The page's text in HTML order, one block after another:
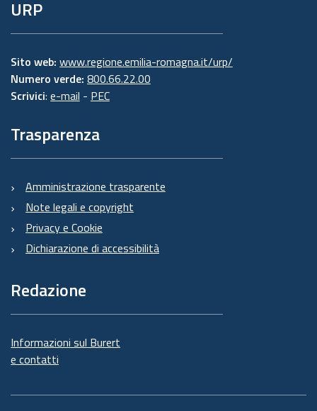
URP
Sito web: www.regione.emilia-romagna.it/urp/
Numero verde: 800.66.22.00
Scrivici: e-mail - PEC
Trasparenza
Amministrazione trasparente
Note legali e copyright
Privacy e Cookie
Dichiarazione di accessibilità
Redazione
Informazioni sul Burert
e contatti